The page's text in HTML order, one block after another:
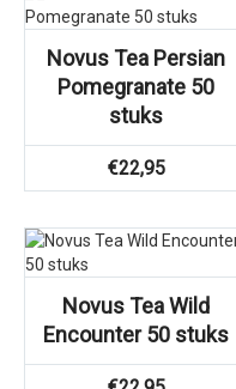
Novus Tea Persian
Pomegranate 50
stuks
€22,95
Novus Tea Wild
Encounter 50 stuks